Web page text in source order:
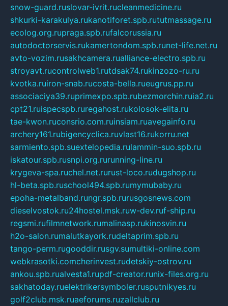
snow-guard.ruslovar-ivrit.rucleanmedicine.ru
shkurki-karakulya.rukanotiforet.spb.rututmassage.ru
ecolog.org.rupraga.spb.rufalcorussia.ru
autodoctorservis.rukamertondom.spb.runet-life.net.ru
avto-vozim.rusakhcamera.rualliance-electro.spb.ru
stroyavt.rucontrolweb1.rutdsak74.rukinzozo-ru.ru
kvotka.ruiron-snab.rucosta-bella.rueugrus.pp.ru
associaciya39.ruprimexpo.spb.rubezmorchin.ruia2.ru
cpt21.ruispecspb.ruregahost.rukolosok-elita.ru
tae-kwon.ruconsrio.com.ruinsiam.ruavegainfo.ru
archery161.rubigencyclica.ruvlast16.rukorru.net
sarmiento.spb.suextelopedia.rulammin-suo.spb.ru
iskatour.spb.rusnpi.org.rurunning-line.ru
krygeva-spa.ruchel.net.rurust-loco.rudugshop.ru
hl-beta.spb.ruschool494.spb.rumymubaby.ru
epoha-metalband.rungr.spb.rurusgosnews.com
dieselvostok.ru24hostel.msk.ruw-dev.ruf-ship.ru
regsmi.rufilmnetwork.rumalinasp.rukinosvin.ru
h2o-salon.rumalutkayork.rudeltaprim.spb.ru
tango-perm.rugooddir.rusgv.sumultiki-online.com
webkrasotki.comcherinvest.rudetskiy-ostrov.ru
ankou.spb.rualvesta1.rupdf-creator.runix-files.org.ru
sakhatoday.ruelektrikersymboler.rusputnikyes.ru
golf2club.msk.ruaeforums.ruzallclub.ru